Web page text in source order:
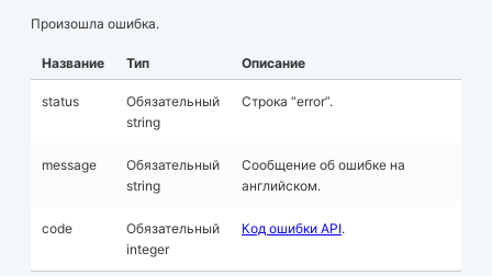
Произошла ошибка.
Название Тип Описание
status
Обязательный
string
Строка “error”.
message
Обязательный
string
Сообщение об ошибке на
английском.
code
Обязательный
integer
Код ошибки API.